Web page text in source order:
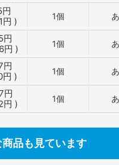
円
円 ) 1個
円
円 ) 1個
円
円 ) 1個
円
円 ) 1個
品も見ています